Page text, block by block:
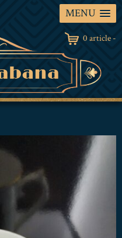
MENU
0 article -